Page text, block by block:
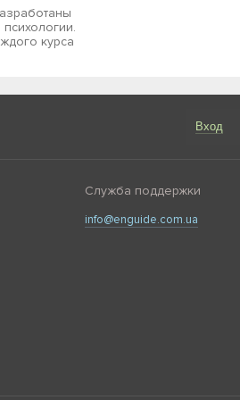
курса
Вход
Служба поддержки
info@enguide.com.ua